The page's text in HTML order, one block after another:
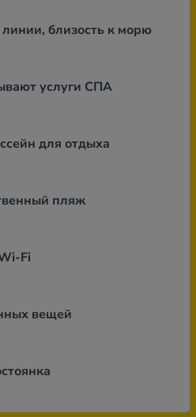
близость к морю
услуги СПА
для отдыха
пляж
Fi
вещей